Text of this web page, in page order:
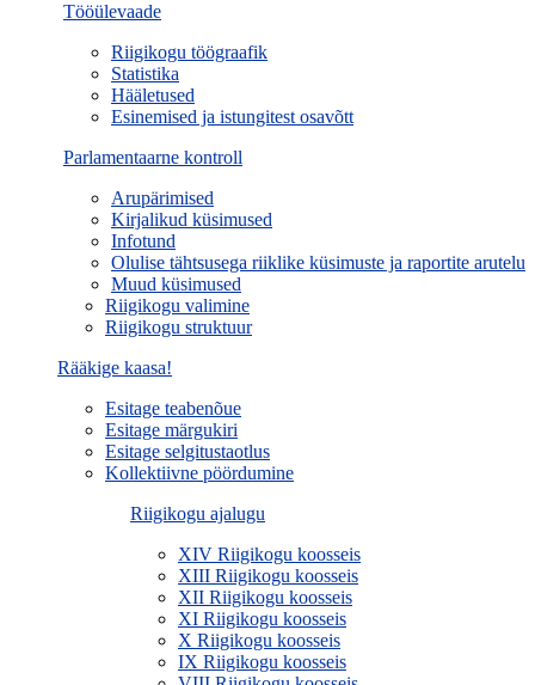
Tööülevaade
Riigikogu töögraafik
Statistika
Hääletused
Esinemised ja istungitest osavõtt
Parlamentaarne kontroll
Arupärimised
Kirjalikud küsimused
Infotund
Olulise tähtsusega riiklike küsimuste ja raportite arutelu
Muud küsimused
Riigikogu valimine
Riigikogu struktuur
Rääkige kaasa!
Esitage teabenõue
Esitage märgukiri
Esitage selgitustaotlus
Kollektiivne pöördumine
Riigikogu ajalugu
XIV Riigikogu koosseis
XIII Riigikogu koosseis
XII Riigikogu koosseis
XI Riigikogu koosseis
X Riigikogu koosseis
IX Riigikogu koosseis